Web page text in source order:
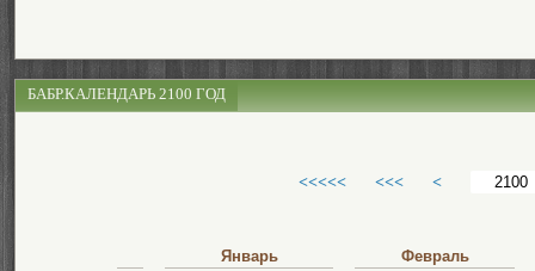
БАБР.КАЛЕНДАРЬ 2100 ГОД
<<<<< <<< <
Январь Февраль